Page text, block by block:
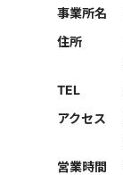
事業所名
住所
TEL
アクセス
営業時間